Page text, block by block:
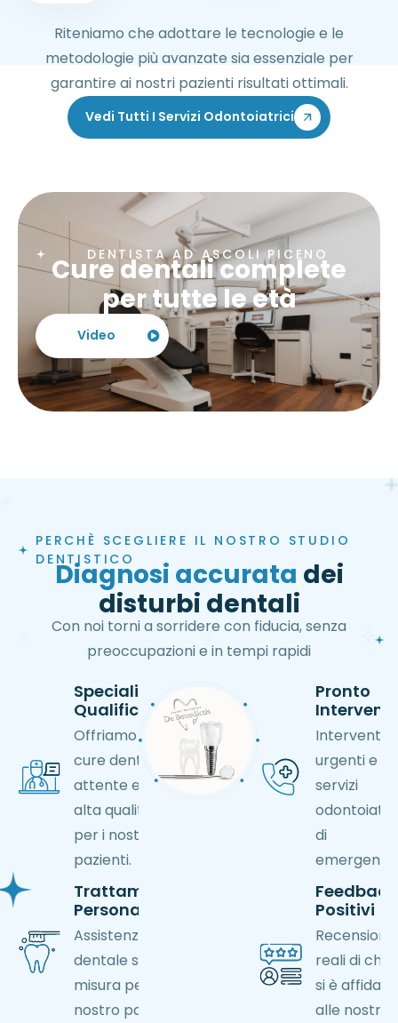
Riteniamo che adottare le tecnologie e le
metodologie più avanzate sia essenziale per
garantire ai nostri pazienti risultati ottimali.
Vedi Tutti I Servizi Odontoiatrici
DENTISTA AD ASCOLI PICENO
Cure dentali complete
per tutte le età
Video
PERCHÈ SCEGLIERE IL NOSTRO STUDIO
DENTISTICO
Diagnosi accurata dei
disturbi dentali
Con noi torni a sorridere con fiducia, senza
preoccupazioni e in tempi rapidi
Specialisti
Qualificati
Offriamo
cure dentali
attente e di
alta qualità
per i nostri
pazienti.
Trattamenti
Personalizzati
Assistenza
dentale su
misura per ogni
nostro paziente
Pronto
Interventi
urgenti e
servizi
di
emergenza
Feedback
Positivi
Recensioni
reali di chi
si è affidato
alle nostre